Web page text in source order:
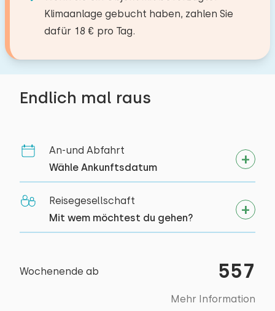
Endlich mal raus
An-und Abfahrt
Wähle Ankunftsdatum
Reisegesellschaft
Mit wem möchtest du gehen?
Wochenende ab 557
Mehr Information
Klimaanlage gebucht haben, zahlen Sie
dafür 18 € pro Tag.
Mit Terrasse
Gartenmöbel
Wellness-Einrichtungen
Badewanne mit Sprudelfunktion
1. Stock
Abmessungen: 90 x 210
Extras:
Toiletten: 1
Umgebung
Kanu fahren
Spazieren
Tennis